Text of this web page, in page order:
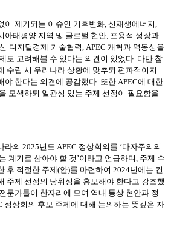
이 제기되는 이슈인 기후변화 신재생에너지
아태평양 지역 및 글로벌 현안 포용적 성장과
·디지털경제 ·기술협력 , APEC 개혁과 역동성을
도 고려해볼 수 있다는 의견이 있었다 다만 참
수립 시 우리나라 상황에 맞추되 편파적이지
야 한다는 의견에 공감했다 또한 APEC에 대한
모색하되 일관성 있는 주제 선정이 필요함을
라의 2025년도 APEC 정상회의를 ‘다자주의의
계기로 삼아야 할 것 ’이라고 언급하며 주제 수
후 적절한 주제(안)를 마련하여 2024년에는 컨
주제 선정의 당위성을 홍보해야 한다고 강조했
전문가들이 한자리에 모여 역내 통상 현안과 정
정상회의 후보 주제에 대해 논의하는 뜻깊은 자